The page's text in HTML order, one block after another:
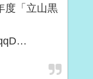
度「立山黒